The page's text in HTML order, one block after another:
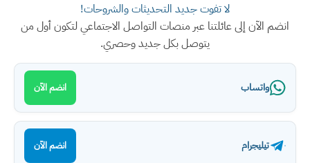
لا تفوت جديد التحديثات والشروحات!
انضم الآن إلى عائلتنا عبر منصات التواصل الاجتماعي لتكون أول من
يتوصل بكل جديد وحصري.
واتساب انضم الآن
تيليجرام انضم الآن